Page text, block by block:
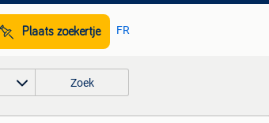
Plaats zoekertje FR
Zoek